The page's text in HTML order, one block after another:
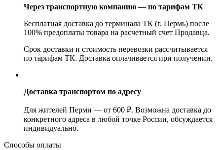
Через транспортную компанию — по тарифам ТК
Бесплатная доставка до терминала ТК (г. Пермь) после
100% предоплаты товара на расчетный счет Продавца.
Срок доставки и стоимость перевозки рассчитывается
по тарифам ТК. Доставка оплачивается при получении.
Доставка транспортом по адресу
Для жителей Перми — от 600 ₽. Возможна доставка до
конкретного адреса в любой точке России, обсуждается
индивидуально.
Способы оплаты